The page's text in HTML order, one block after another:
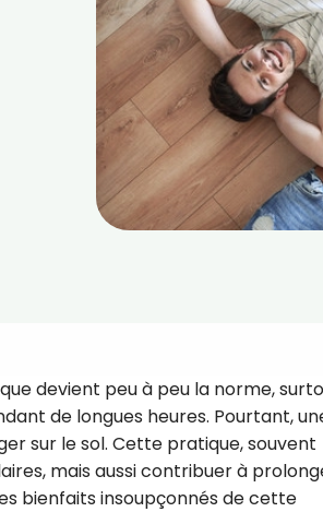
devient peu à peu la norme,
de longues heures. Pourtant,
sur le sol. Cette pratique, souvent
mais aussi contribuer à
bienfaits insoupçonnés de cette